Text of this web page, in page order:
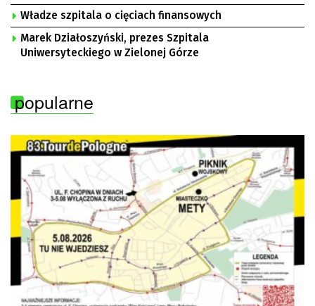
Władze szpitala o cięciach finansowych
Marek Działoszyński, prezes Szpitala
Uniwersyteckiego w Zielonej Górze
popularne